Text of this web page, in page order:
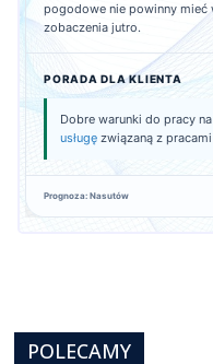
pogodowe nie powinny mieć
zobaczenia jutro.
PORADA DLA KLIENTA
Dobre warunki do pracy
usługę związaną z
Prognoza: Nasutów
POLECAMY